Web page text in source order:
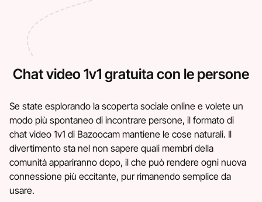
Chat video 1v1 gratuita con le persone
Se state esplorando la scoperta sociale online e volete un
modo più spontaneo di incontrare persone, il formato di
chat video 1v1 di Bazoocam mantiene le cose naturali. Il
divertimento sta nel non sapere quali membri della
comunità appariranno dopo, il che può rendere ogni nuova
connessione più eccitante, pur rimanendo semplice da
usare.